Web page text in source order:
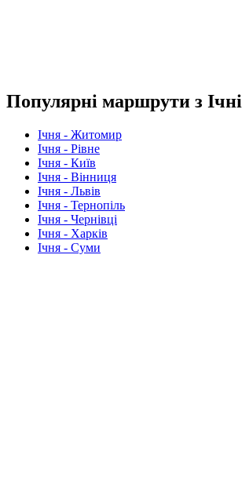
Популярні маршрути з Ічні
Ічня - Житомир
Ічня - Рівне
Ічня - Київ
Ічня - Вінниця
Ічня - Львів
Ічня - Тернопіль
Ічня - Чернівці
Ічня - Харків
Ічня - Суми